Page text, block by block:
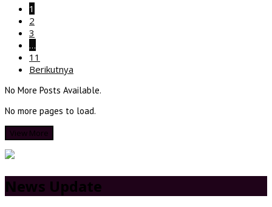
1
2
3
…
11
Berikutnya
No More Posts Available.
No more pages to load.
View More
News Update